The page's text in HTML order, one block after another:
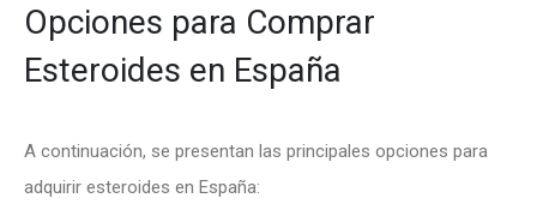
Opciones para Comprar
Esteroides en España
A continuación, se presentan las principales opciones para
adquirir esteroides en España: